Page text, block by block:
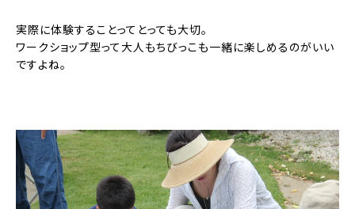
実際に体験することってとっても大切。
ワークショップ型って大人もちびっこも一緒に楽しめるのがいい
ですよね。